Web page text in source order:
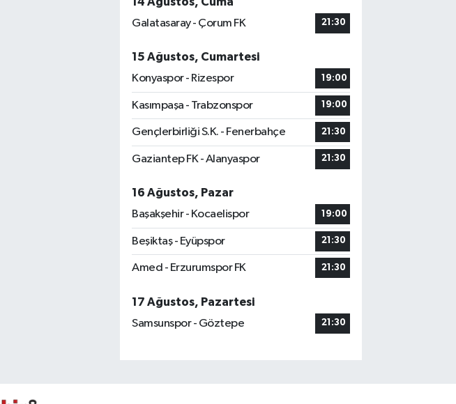
Galatasaray - Çorum FK
21:30
15 Ağustos, Cumartesi
Konyaspor - Rizespor
19:00
Kasımpaşa - Trabzonspor 19:00
Gençlerbirliği S.K. - Fenerbahçe 21:30
Gaziantep FK - Alanyaspor 21:30
16 Ağustos, Pazar
Başakşehir - Kocaelispor
19:00
Beşiktaş - Eyüpspor 21:30
Amed - Erzurumspor FK 21:30
17 Ağustos, Pazartesi
Samsunspor - Göztepe
21:30